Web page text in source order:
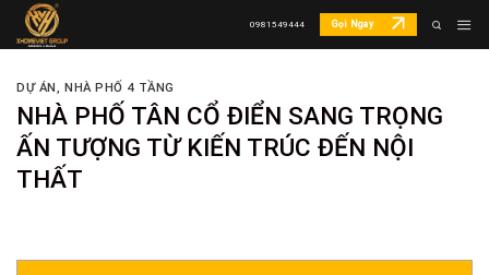
Skip
0981549444 Gọi Ngay
DỰ ÁN, NHÀ PHỐ 4 TẦNG
NHÀ PHỐ TÂN CỔ ĐIỂN SANG TRỌNG
ẤN TƯỢNG TỪ KIẾN TRÚC ĐẾN NỘI
THẤT